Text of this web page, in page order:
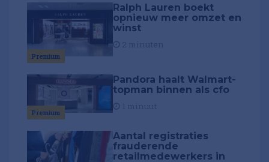
Premium
Ralph Lauren boekt
opnieuw meer omzet en
winst
Premium
Pandora haalt Walmart-
topman binnen als cfo
Aantal registraties
frauderende
retailmedewerkers in